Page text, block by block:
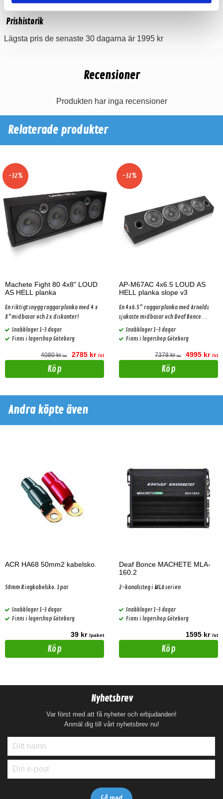
Prishistorik
Lägsta pris de senaste 30 dagarna är 1995 kr
Recensioner
Produkten har inga recensioner
Relaterade produkter
-32%
Machete Fight 80 4x8" LOUD
AS HELL planka
En riktigt snygg raggarplanka med 4 x
8"midbasar och 2x diskanter!
Snabblager 1-3 dagar
Finns i lagershop Göteborg
4080 kr/st 2785 kr /st
Köp
-32%
AP-M67AC 4x6.5 LOUD AS
HELL planka slope v3
En 4x6.5" raggarplanka med Arnolds
sjukaste midbasar och Deaf Bonce
Diskanter.
Snabblager 1-3 dagar
Finns i lagershop Göteborg
7378 kr/st 4995 kr /st
Köp
Andra köpte även
ACR HA68 50mm2 kabelsko.
50mm Ringkabelsko. 1par
Snabblager 1-3 dagar
Finns i lagershop Göteborg
39 kr /paket
Köp
Deaf Bonce MACHETE MLA-
160.2
2-kanalssteg i MLA serien
Snabblager 1-3 dagar
Finns i lagershop Göteborg
1595 kr /st
Köp
Nyhetsbrev
Var först med att få nyheter och erbjudanden!
Anmäl dig till vårt nyhetsbrev nu!